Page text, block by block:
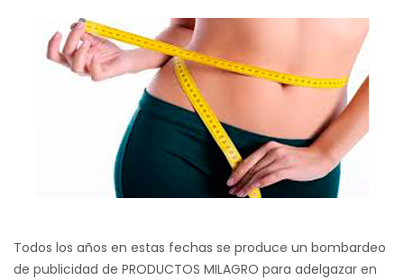
Todos los años en estas fechas se produce un bombardeo
de publicidad de PRODUCTOS MILAGRO para adelgazar en